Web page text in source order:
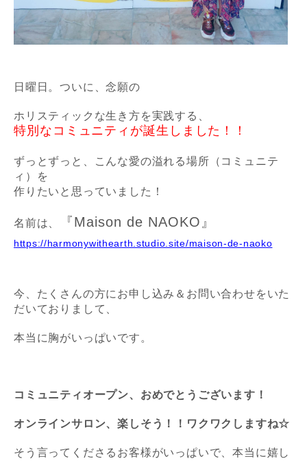
日曜日。ついに、念願の
ホリスティックな生き方を実践する、
特別なコミュニティが誕生しました！！
ずっとずっと、こんな愛の溢れる場所（コミュニテ
ィ）を
作りたいと思っていました！
名前は、 『Maison de NAOKO』
https://harmonywithearth.studio.site/maison-de-naoko
今、たくさんの方にお申し込み＆お問い合わせを いた
だいておりまして、
本当に胸がいっぱいです。
コミュニティオープン、おめでとうございます！
オンラインサロン、楽しそう！！ワクワクしますね☆
そう言ってくださる お客様がいっぱいで、本当に嬉し